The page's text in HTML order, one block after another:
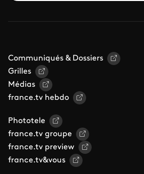
Communiqués & Dossiers
Grilles
Médias
france.tv hebdo
Phototele
france.tv groupe
france.tv preview
france.tv&vous